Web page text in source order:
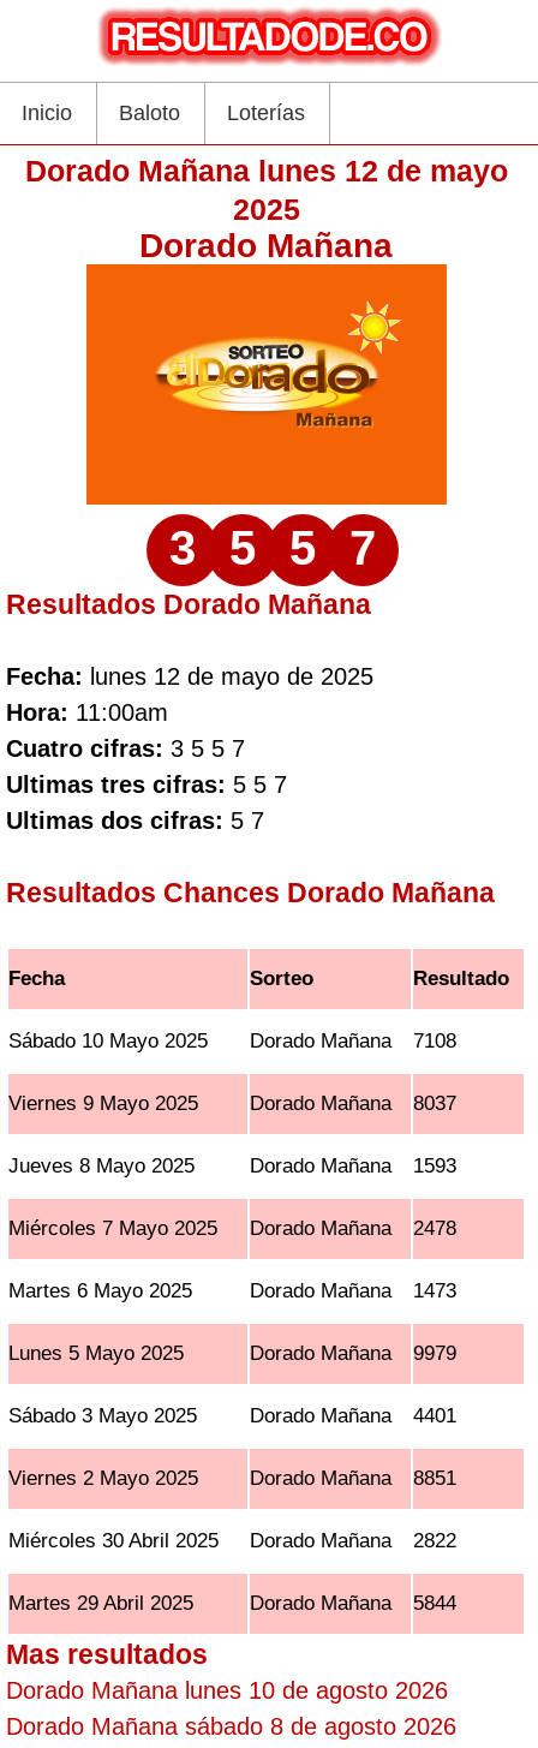
Inicio Baloto Loterías
Dorado Mañana lunes 12 de mayo
2025
Dorado Mañana
3 5 5 7
Resultados Dorado Mañana
Fecha: lunes 12 de mayo de 2025
Hora: 11:00am
Cuatro cifras: 3 5 5 7
Ultimas tres cifras: 5 5 7
Ultimas dos cifras: 5 7
Resultados Chances Dorado Mañana
Fecha Sorteo Resultado
Sábado 10 Mayo 2025 Dorado Mañana 7108
Viernes 9 Mayo 2025 Dorado Mañana 8037
Jueves 8 Mayo 2025 Dorado Mañana 1593
Miércoles 7 Mayo 2025 Dorado Mañana 2478
Martes 6 Mayo 2025 Dorado Mañana 1473
Lunes 5 Mayo 2025 Dorado Mañana 9979
Sábado 3 Mayo 2025 Dorado Mañana 4401
Viernes 2 Mayo 2025 Dorado Mañana 8851
Miércoles 30 Abril 2025 Dorado Mañana 2822
Martes 29 Abril 2025 Dorado Mañana 5844
Mas resultados
Dorado Mañana lunes 10 de agosto 2026
Dorado Mañana sábado 8 de agosto 2026